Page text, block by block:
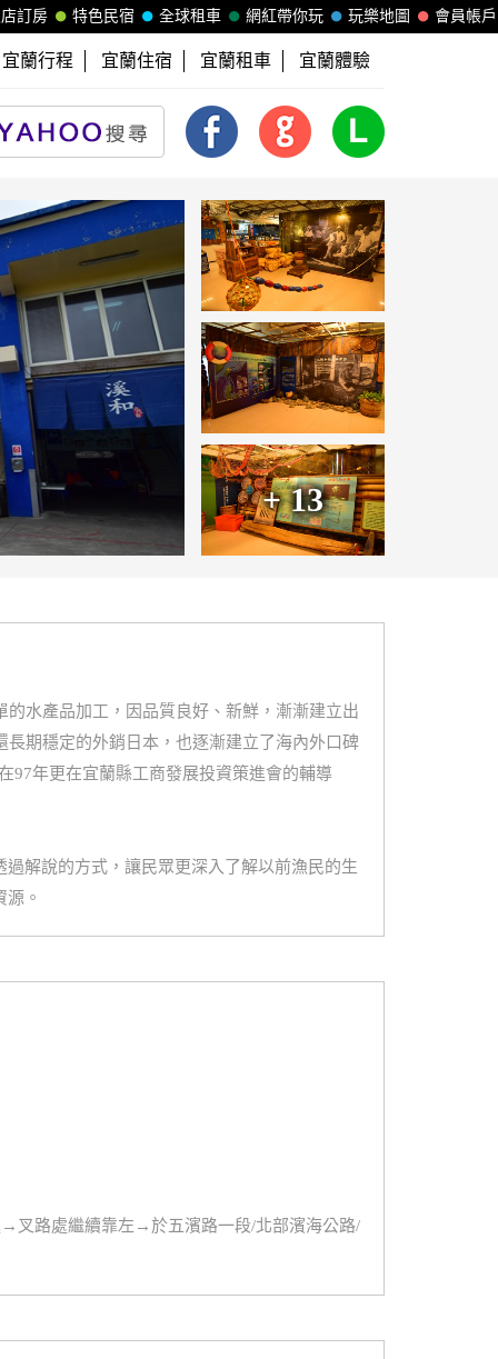
會員帳戶
玩樂地圖
網紅帶你玩
全球租車
特色民宿
訂房
宜蘭行程 宜蘭住宿 宜蘭租車 宜蘭體驗
+ 13
水產品加工，因品質良好、新鮮，漸漸建立出
期穩定的外銷日本，也逐漸建立了海內外口碑
97年更在宜蘭縣工商發展投資策進會的輔導
解說的方式，讓民眾更深入了解以前漁民的生
。
叉路處繼續靠左→於五濱路一段/北部濱海公路/